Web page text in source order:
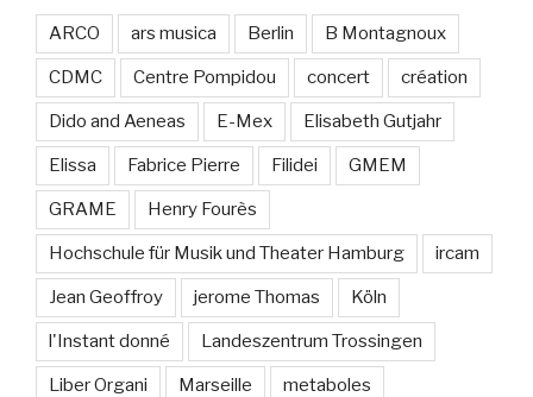
ARCO ars musica Berlin B Montagnoux
CDMC Centre Pompidou concert création
Dido and Aeneas E-Mex Elisabeth Gutjahr
Elissa Fabrice Pierre Filidei GMEM
GRAME Henry Fourès
Hochschule für Musik und Theater Hamburg ircam
Jean Geoffroy jerome Thomas Köln
l'Instant donné Landeszentrum Trossingen
Liber Organi Marseille metaboles